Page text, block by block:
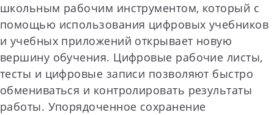
школьным рабочим инструментом, который с
помощью использования цифровых учебников
и учебных приложений открывает новую
вершину обучения. Цифровые рабочие листы,
тесты и цифровые записи позволяют быстро
обмениваться и контролировать результаты
работы. Упорядоченное сохранение